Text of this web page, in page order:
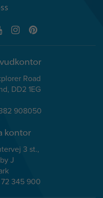
Road
DD2 1EG
908050
kontor
3 st.,
J
345 900